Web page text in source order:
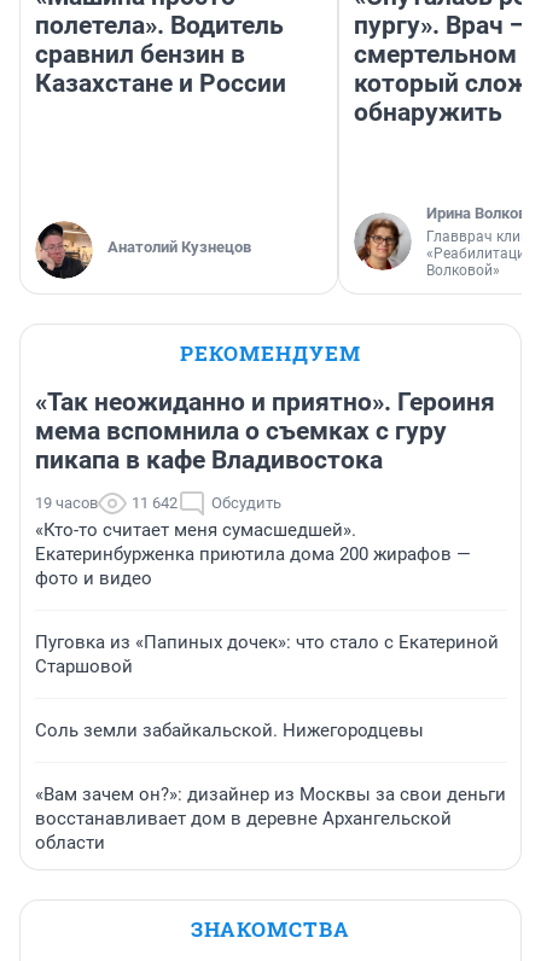
полетела». Водитель
сравнил бензин в
Казахстане и России
Анатолий Кузнецов
пургу». Врач —
смертельном
который
обнаружить
Ирина Волкова
Главврач
«Реабилитация
Волковой»
РЕКОМЕНДУЕМ
«Так неожиданно и приятно». Героиня
мема вспомнила о съемках с гуру
пикапа в кафе Владивостока
19 часов 11 642 Обсудить
«Кто-то считает меня сумасшедшей».
Екатеринбурженка приютила дома 200 жирафов —
фото и видео
Пуговка из «Папиных дочек»: что стало с Екатериной
Старшовой
Соль земли забайкальской. Нижегородцевы
«Вам зачем он?»: дизайнер из Москвы за свои деньги
восстанавливает дом в деревне Архангельской
области
ЗНАКОМСТВА